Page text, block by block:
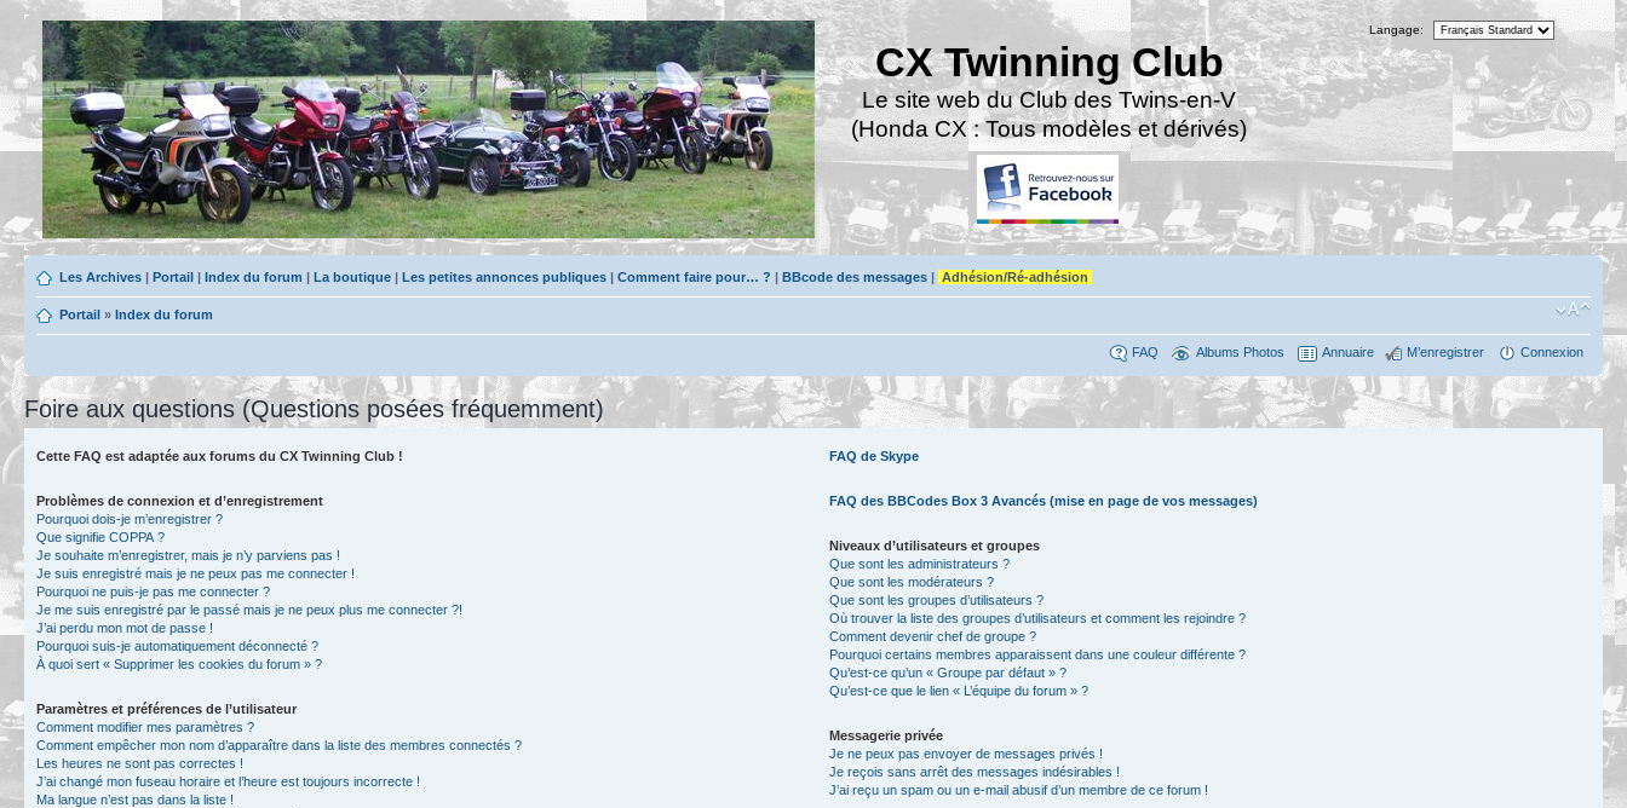
CX Twinning Club
Le site web du Club des Twins-en-V
(Honda CX : Tous modèles et dérivés)
Langage:
Les Archives | Portail | Index du forum | La boutique | Les petites annonces publiques | Comment faire pour… ? | BBcode des messages | Adhésion/Ré-adhésion
Portail » Index du forum
FAQ Albums Photos Annuaire M’enregistrer Connexion
Foire aux questions (Questions posées fréquemment)
Cette FAQ est adaptée aux forums du CX Twinning Club !
Problèmes de connexion et d’enregistrement
Pourquoi dois-je m’enregistrer ?
Que signifie COPPA ?
Je souhaite m’enregistrer, mais je n’y parviens pas !
Je suis enregistré mais je ne peux pas me connecter !
Pourquoi ne puis-je pas me connecter ?
Je me suis enregistré par le passé mais je ne peux plus me connecter ?!
J’ai perdu mon mot de passe !
Pourquoi suis-je automatiquement déconnecté ?
À quoi sert « Supprimer les cookies du forum » ?
Paramètres et préférences de l’utilisateur
Comment modifier mes paramètres ?
Comment empêcher mon nom d’apparaître dans la liste des membres connectés ?
Les heures ne sont pas correctes !
J’ai changé mon fuseau horaire et l’heure est toujours incorrecte !
Ma langue n’est pas dans la liste !
FAQ de Skype
FAQ des BBCodes Box 3 Avancés (mise en page de vos messages)
Niveaux d’utilisateurs et groupes
Que sont les administrateurs ?
Que sont les modérateurs ?
Que sont les groupes d’utilisateurs ?
Où trouver la liste des groupes d’utilisateurs et comment les rejoindre ?
Comment devenir chef de groupe ?
Pourquoi certains membres apparaissent dans une couleur différente ?
Qu’est-ce qu’un « Groupe par défaut » ?
Qu’est-ce que le lien « L’équipe du forum » ?
Messagerie privée
Je ne peux pas envoyer de messages privés !
Je reçois sans arrêt des messages indésirables !
J’ai reçu un spam ou un e-mail abusif d’un membre de ce forum !